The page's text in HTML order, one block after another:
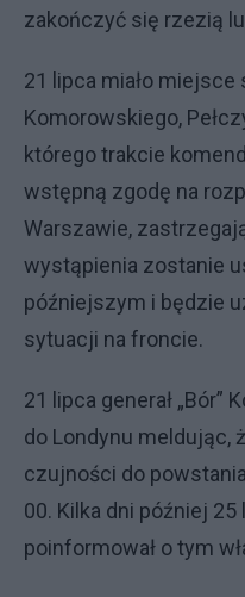
zakończyć się rzezią
21 lipca miało miejsce
Komorowskiego,
którego trakcie
wstępną zgodę na
Warszawie,
wystąpienia zostanie
późniejszym i będzie
sytuacji na froncie.
21 lipca generał „Bór”
do Londynu meldując,
czujności do
00. Kilka dni później 25
poinformował o tym